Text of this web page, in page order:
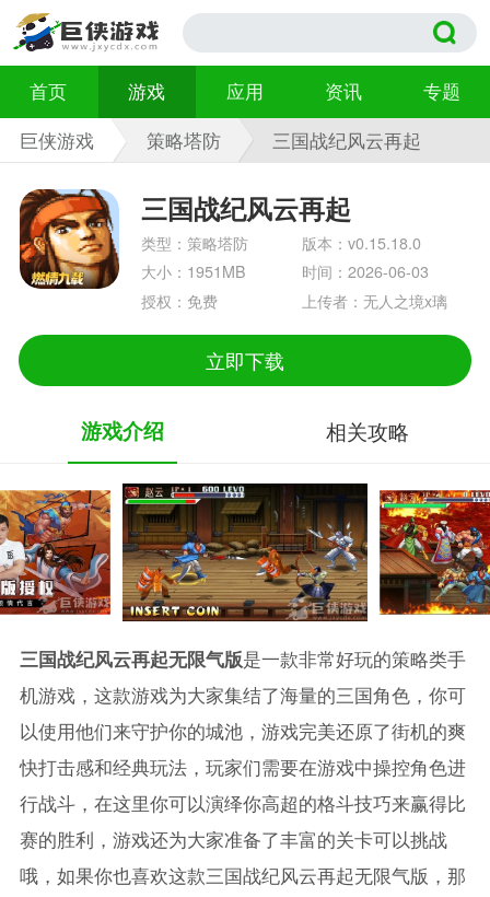
首页 游戏 应用 资讯
专题
巨侠游戏
策略塔防
三国战纪风云再起
三国战纪风云再起
类型：策略塔防
版本：v0.15.18.0
大小：1951MB
时间：2026-06-03
授权：免费
上传者：无人之境x璃
立即下载
游戏介绍 相关攻略
三国战纪风云再起无限气版是一款非常好玩的策略类手
机游戏，这款游戏为大家集结了海量的三国角色，你可
以使用他们来守护你的城池，游戏完美还原了街机的爽
快打击感和经典玩法，玩家们需要在游戏中操控角色进
行战斗，在这里你可以演绎你高超的格斗技巧来赢得比
赛的胜利，游戏还为大家准备了丰富的关卡可以挑战
哦，如果你也喜欢这款三国战纪风云再起无限气版，那